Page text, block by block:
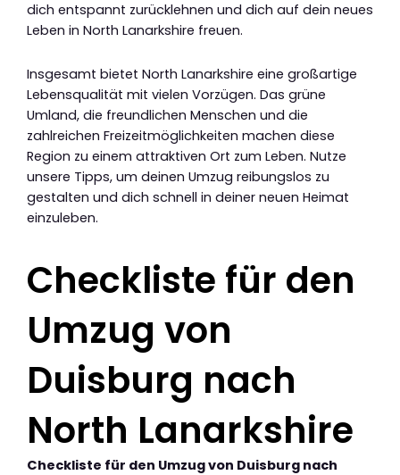
dich entspannt zurücklehnen und dich auf dein neues
Leben in North Lanarkshire freuen.
Insgesamt bietet North Lanarkshire eine großartige
Lebensqualität mit vielen Vorzügen. Das grüne
Umland, die freundlichen Menschen und die
zahlreichen Freizeitmöglichkeiten machen diese
Region zu einem attraktiven Ort zum Leben. Nutze
unsere Tipps, um deinen Umzug reibungslos zu
gestalten und dich schnell in deiner neuen Heimat
einzuleben.
Checkliste für den
Umzug von
Duisburg nach
North Lanarkshire
Checkliste für den Umzug von Duisburg nach